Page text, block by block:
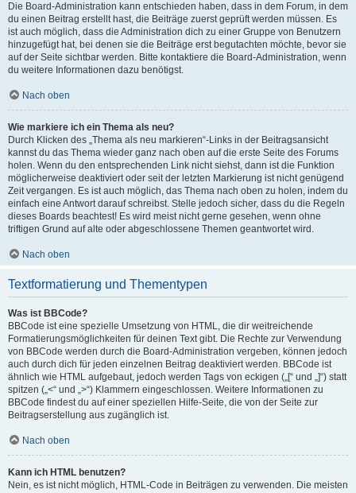
Die Board-Administration kann entschieden haben, dass in dem Forum, in dem
du einen Beitrag erstellt hast, die Beiträge zuerst geprüft werden müssen. Es
ist auch möglich, dass die Administration dich zu einer Gruppe von Benutzern
hinzugefügt hat, bei denen sie die Beiträge erst begutachten möchte, bevor sie
auf der Seite sichtbar werden. Bitte kontaktiere die Board-Administration, wenn
du weitere Informationen dazu benötigst.
Nach oben
Wie markiere ich ein Thema als neu?
Durch Klicken des „Thema als neu markieren“-Links in der Beitragsansicht
kannst du das Thema wieder ganz nach oben auf die erste Seite des Forums
holen. Wenn du den entsprechenden Link nicht siehst, dann ist die Funktion
möglicherweise deaktiviert oder seit der letzten Markierung ist nicht genügend
Zeit vergangen. Es ist auch möglich, das Thema nach oben zu holen, indem du
einfach eine Antwort darauf schreibst. Stelle jedoch sicher, dass du die Regeln
dieses Boards beachtest! Es wird meist nicht gerne gesehen, wenn ohne
triftigen Grund auf alte oder abgeschlossene Themen geantwortet wird.
Nach oben
Textformatierung und Thementypen
Was ist BBCode?
BBCode ist eine spezielle Umsetzung von HTML, die dir weitreichende
Formatierungsmöglichkeiten für deinen Text gibt. Die Rechte zur Verwendung
von BBCode werden durch die Board-Administration vergeben, können jedoch
auch durch dich für jeden einzelnen Beitrag deaktiviert werden. BBCode ist
ähnlich wie HTML aufgebaut, jedoch werden Tags von eckigen („[“ und „]“) statt
spitzen („<“ und „>“) Klammern eingeschlossen. Weitere Informationen zu
BBCode findest du auf einer speziellen Hilfe-Seite, die von der Seite zur
Beitragserstellung aus zugänglich ist.
Nach oben
Kann ich HTML benutzen?
Nein, es ist nicht möglich, HTML-Code in Beiträgen zu verwenden. Die meisten